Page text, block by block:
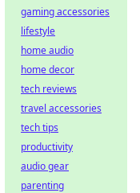
gaming accessories
lifestyle
home audio
home decor
tech reviews
travel accessories
tech tips
productivity
audio gear
parenting